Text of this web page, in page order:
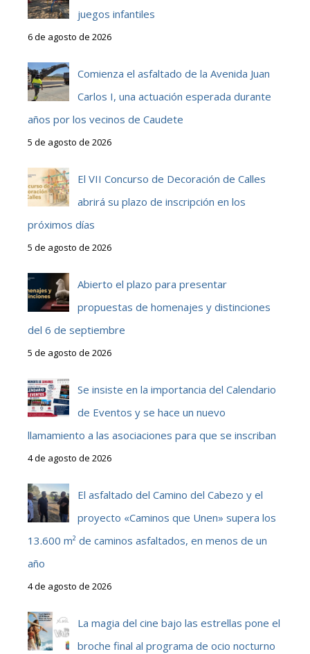
juegos infantiles
6 de agosto de 2026
Comienza el asfaltado de la Avenida Juan
Carlos I, una actuación esperada durante
años por los vecinos de Caudete
5 de agosto de 2026
El VII Concurso de Decoración de Calles
abrirá su plazo de inscripción en los
próximos días
5 de agosto de 2026
Abierto el plazo para presentar
propuestas de homenajes y distinciones
del 6 de septiembre
5 de agosto de 2026
Se insiste en la importancia del Calendario
de Eventos y se hace un nuevo
llamamiento a las asociaciones para que se inscriban
4 de agosto de 2026
El asfaltado del Camino del Cabezo y el
proyecto «Caminos que Unen» supera los
13.600 m² de caminos asfaltados, en menos de un
año
4 de agosto de 2026
La magia del cine bajo las estrellas pone el
broche final al programa de ocio nocturno